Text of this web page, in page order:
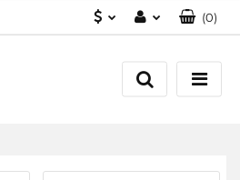
Zaloguj się
Załóż konto
(0)